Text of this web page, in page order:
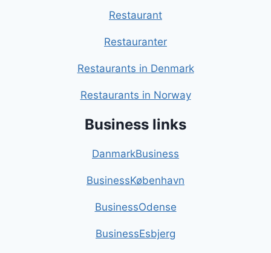
Restaurant
Restauranter
Restaurants in Denmark
Restaurants in Norway
Business links
DanmarkBusiness
BusinessKøbenhavn
BusinessOdense
BusinessEsbjerg